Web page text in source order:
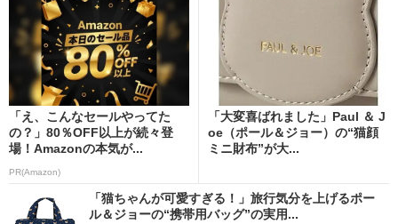
「え、こんなセールやってた
の？」80％OFF以上が続々登
場！Amazonの本気が...
PR(Amazon)
「大変喜ばれました」Paul ＆ J
oe（ポール＆ジョー）の“猫顔
ミニ財布”が大...
「猫ちゃんが可愛すぎる！」旅行気分を上げるポー
ル＆ジョーの“携帯用バッグ”の実用...